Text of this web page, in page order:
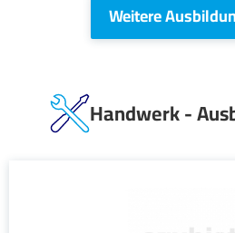
Weitere
Handwerk -